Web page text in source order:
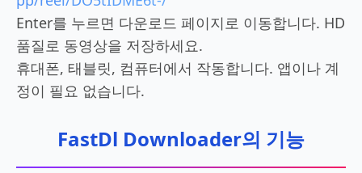
Enter를 누르면 다운로드 페이지로 이동합니다. HD
품질로 동영상을 저장하세요.
휴대폰, 태블릿, 컴퓨터에서 작동합니다. 앱이나 계
정이 필요 없습니다.
FastDl Downloader의 기능